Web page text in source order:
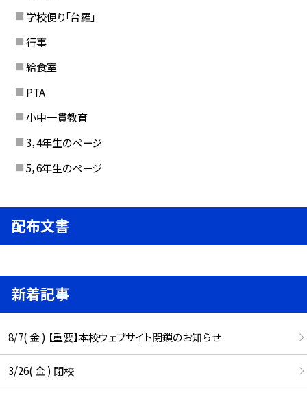
学校便り「台羅」
行事
給食室
PTA
小中一貫教育
3，4年生のページ
5，6年生のページ
配布文書
新着記事
8/7( 金 ) 【重要】本校ウェブサイト閉鎖のお知らせ
3/26( 金 ) 閉校